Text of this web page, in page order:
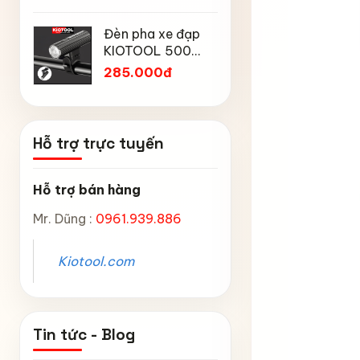
Chống Bụi, Chống
Tia UV, Có Phản
Quang & Lỗ Khóa
Chống Bay
Đèn pha xe đạp
KIOTOOL 500
Lumen chống
285.000đ
Kiotool
Hỗ trợ trực tuyến
Hỗ trợ bán hàng
Mr. Dũng : 0961.939.886
Kiotool.com
Tin tức - Blog